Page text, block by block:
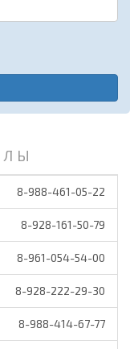
8-988-461-05-22
8-928-161-50-79
8-961-054-54-00
8-928-222-29-30
8-988-414-67-77